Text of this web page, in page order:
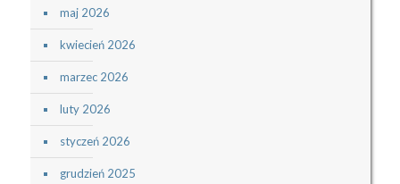
maj 2026
kwiecień 2026
marzec 2026
luty 2026
styczeń 2026
grudzień 2025